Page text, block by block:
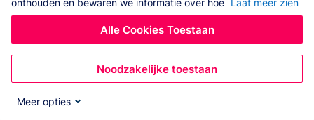
onthouden en bewaren we informatie over hoe Laat meer zien
Alle Cookies Toestaan
Noodzakelijke toestaan
Meer opties